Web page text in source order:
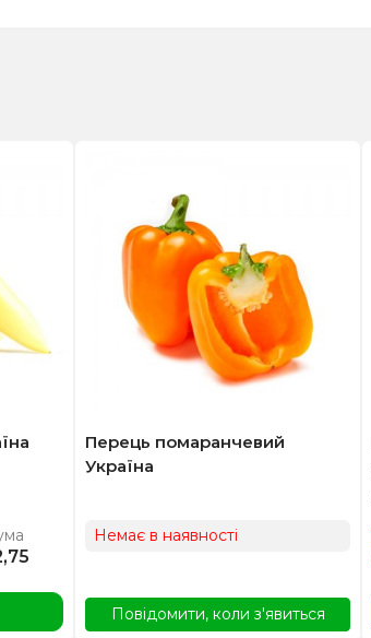
Перець помаранчевий
Україна
Немає в наявності
Повідомити, коли з'явиться